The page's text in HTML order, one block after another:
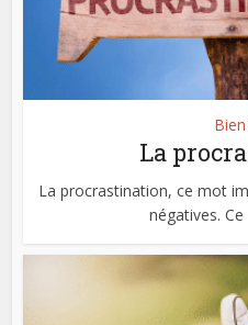
La
La procrastination, ce mot
négatives. Ce